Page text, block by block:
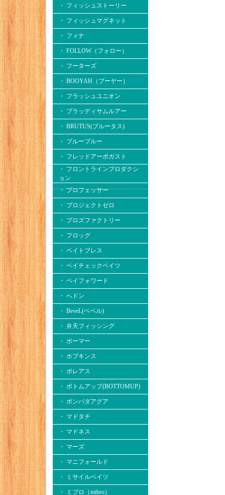
・ フィッシュストーリー
・ フィッシュマグネット
・ フィナ
・ FOLLOW（フォロー）
・ フーターズ
・ BOOYAH（ブーヤー）
・ フラッシュユニオン
・ ブラッディサムルアー
・ BRUTUS(ブルータス)
・ ブルーブルー
・ フレッドアーボガスト
・ フロントラインプロダクシ
ョン
・ プロフェッサー
・ プロジェクトゼロ
・ プロズファクトリー
・ フロッグ
・ ベイトブレス
・ ペイチェックベイツ
・ ペイフォワード
・ へドン
・ BeveL(ベベル)
・ 弁天フィッシング
・ ボーマー
・ ホプキンス
・ ボレアス
・ ボトムアップ(BOTTOMUP)
・ ボンバダアグア
・ マドタチ
・ マドネス
・ マーズ
・ マニフォールド
・ ミサイルベイツ
・ ミブロ（mibro）